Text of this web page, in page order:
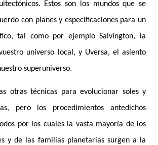
Éstos son los mundos que se
con planes y especificaciones para un
tal como por ejemplo Salvington, la
universo local, y Uversa, el asiento
superuniverso.
otras técnicas para evolucionar soles y
pero los procedimientos antedichos
por los cuales la vasta mayoría de los
y de las familias planetarias surgen a la